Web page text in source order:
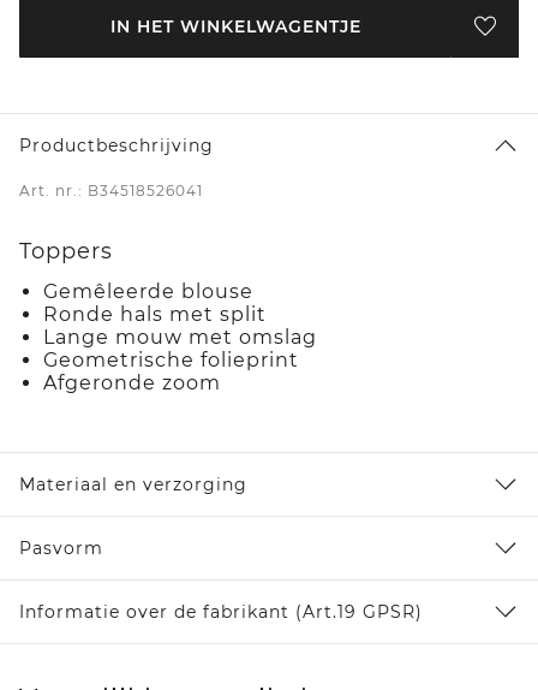
IN HET WINKELWAGENTJE
Productbeschrijving
Art. nr.: B34518526041
Toppers
Gemêleerde blouse
Ronde hals met split
Lange mouw met omslag
Geometrische folieprint
Afgeronde zoom
Materiaal en verzorging
Pasvorm
Informatie over de fabrikant (Art.19 GPSR)